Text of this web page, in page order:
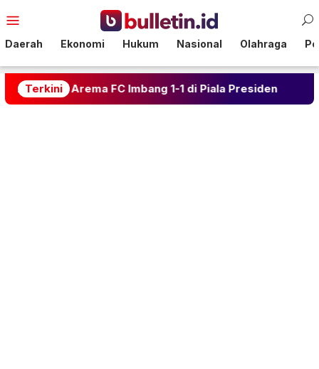
ke
Mobile
Daerah Ekonomi Hukum Nasional Olahraga
Terkini
Arema FC Imbang 1-1 di Piala Presiden